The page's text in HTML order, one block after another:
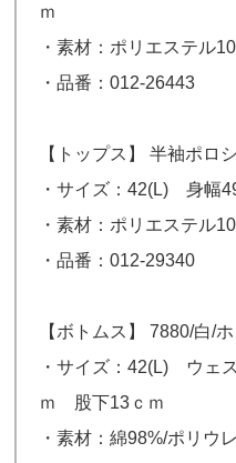
ｍ
・素材：ポリエステル
・品番：012-26443
【トップス】 半袖ポロ
・サイズ：42(L) 身
・素材：ポリエステル
・品番：012-29340
【ボトムス】 7880/白/
・サイズ：42(L) ウェ
ｍ 股下13ｃｍ
・素材：綿98%/ポリウ